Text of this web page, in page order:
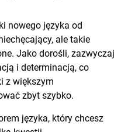
nowego języka od
ale takie
Jako dorośli, zazwyczaj
i determinacją, co
z większym
zbyt szybko.
języka, który chcesz